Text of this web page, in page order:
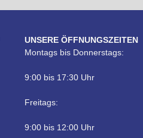
UNSERE ÖFFNUNGSZEITEN
Montags bis Donnerstags:
9:00 bis 17:30 Uhr
Freitags:
9:00 bis 12:00 Uhr